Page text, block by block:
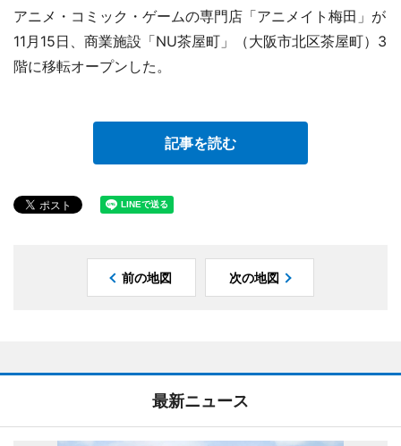
アニメ・コミック・ゲームの専門店「アニメイト梅田」が
11月15日、商業施設「NU茶屋町」（大阪市北区茶屋町）3
階に移転オープンした。
記事を読む
前の地図 次の地図
最新ニュース